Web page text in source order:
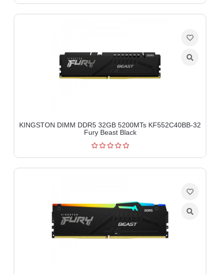
KINGSTON DIMM DDR5 32GB 5200MTs KF552C40BB-32
Fury Beast Black